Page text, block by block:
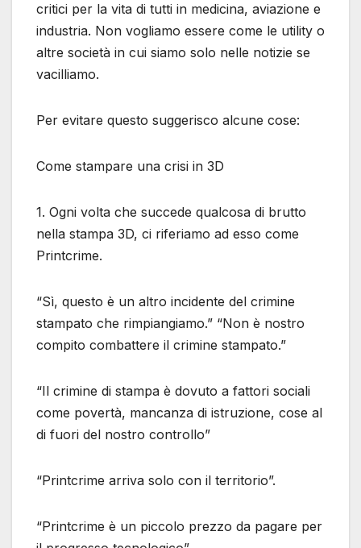
critici per la vita di tutti in medicina, aviazione e
industria. Non vogliamo essere come le utility o
altre società in cui siamo solo nelle notizie se
vacilliamo.
Per evitare questo suggerisco alcune cose:
Come stampare una crisi in 3D
1. Ogni volta che succede qualcosa di brutto
nella stampa 3D, ci riferiamo ad esso come
Printcrime.
“Sì, questo è un altro incidente del crimine
stampato che rimpiangiamo.” “Non è nostro
compito combattere il crimine stampato.”
“Il crimine di stampa è dovuto a fattori sociali
come povertà, mancanza di istruzione, cose al
di fuori del nostro controllo”
“Printcrime arriva solo con il territorio”.
“Printcrime è un piccolo prezzo da pagare per